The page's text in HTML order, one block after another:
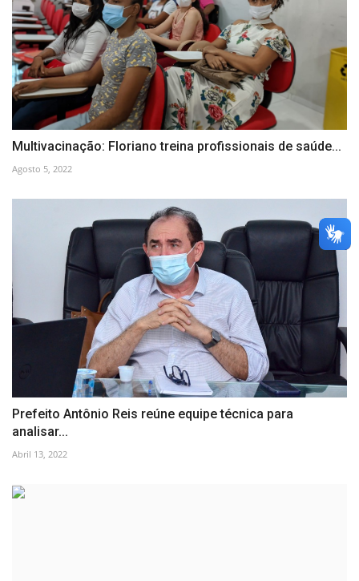
Multivacinação: Floriano treina profissionais de saúde...
Agosto 5, 2022
Prefeito Antônio Reis reúne equipe técnica para
analisar...
Abril 13, 2022